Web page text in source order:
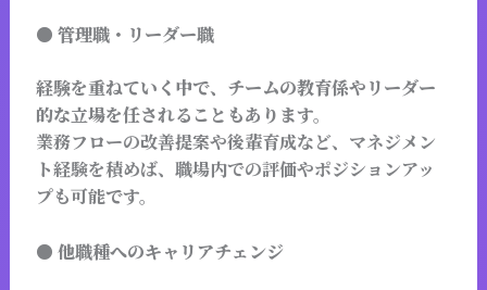
● 管理職・リーダー職
経験を重ねていく中で、チームの教育係やリーダー
的な立場を任されることもあります。
業務フローの改善提案や後輩育成など、マネジメン
ト経験を積めば、 職場内での評価やポジションアッ
プも可能です。
● 他職種へのキャリアチェンジ